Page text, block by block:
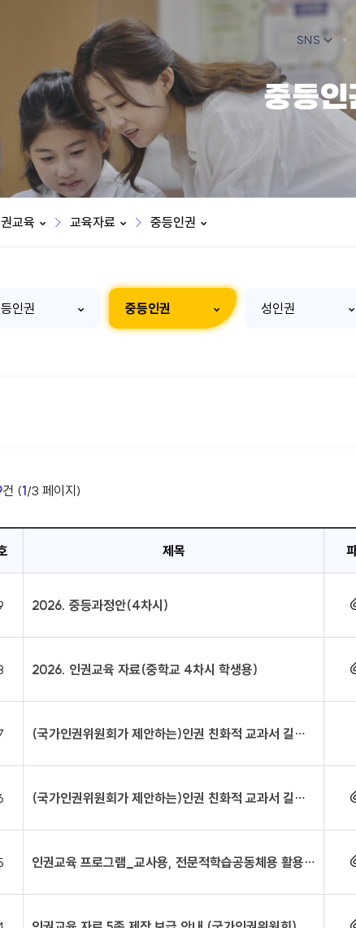
SNS
중등인
교육 교육자료 중등인권
인권 중등인권 성인권
건 (1/3 페이지)
제목
2026. 중등과정안(4차시)
2026. 인권교육 자료(중학교 4차시 학생용)
(국가인권위원회가 제안하는)인권 친화적 교과서 길잡이_동영상
(국가인권위원회가 제안하는)인권 친화적 교과서 길잡이
인권교육 프로그램_교사용, 전문적학습공동체용 활용 자료